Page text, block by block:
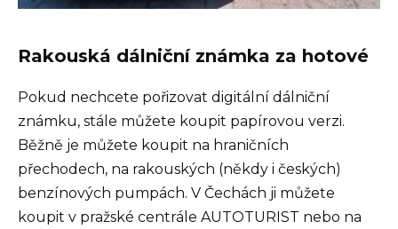
Rakouská dálniční známka za hotové
Pokud nechcete pořizovat digitální dálniční
známku, stále můžete koupit papírovou verzi.
Běžně je můžete koupit na hraničních
přechodech, na rakouských (někdy i českých)
benzínových pumpách. V Čechách ji můžete
koupit v pražské centrále AUTOTURIST nebo na